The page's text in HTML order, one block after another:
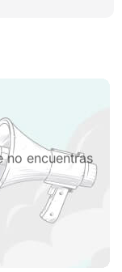
no encuentras